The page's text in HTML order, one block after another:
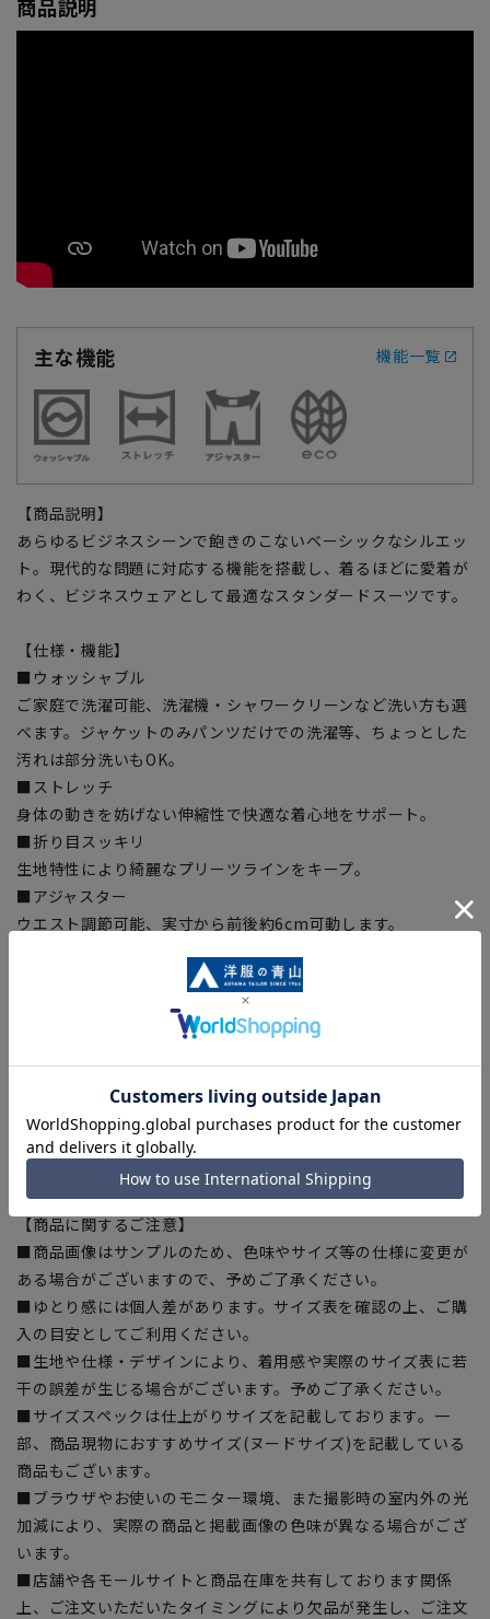
商品説明
主な機能 機能一覧
【商品説明】
あらゆるビジネスシーンで飽きのこないベーシックなシルエッ
ト。現代的な問題に対応する機能を搭載し、着るほどに愛着が
わく、ビジネスウェアとして最適なスタンダードスーツです。
【仕様・機能】
■ウォッシャブル
ご家庭で洗濯可能、洗濯機・シャワークリーンなど洗い方も選
べます。ジャケットのみパンツだけでの洗濯等、ちょっとした
汚れは部分洗いもOK。
■ストレッチ
身体の動きを妨げない伸縮性で快適な着心地をサポート。
■折り目スッキリ
生地特性により綺麗なプリーツラインをキープ。
■アジャスター
ウエスト調節可能、実寸から前後約6cm可動します。
この商品はリサイクル原料を使用し、プラスチック・スマート
■ECOBLUE(100%リサイクルポリエステル)
を繊維へと再生しています。当製品は裏地の糸の一部に
『ECOBLUE』を使用しています。
【シルエット】《ゆったり》 (当社比)
【商品に関するご注意】
■商品画像はサンプルのため、色味やサイズ等の仕様に変更が
ある場合がございますので、予めご了承ください。
■ゆとり感には個人差があります。サイズ表を確認の上、ご購
入の目安としてご利用ください。
■生地や仕様・デザインにより、着用感や実際のサイズ表に若
干の誤差が生じる場合がございます。予めご了承ください。
■サイズスペックは仕上がりサイズを記載しております。一
部、商品現物におすすめサイズ(ヌードサイズ)を記載している
商品もございます。
■ブラウザやお使いのモニター環境、また撮影時の室内外の光
加減により、実際の商品と掲載画像の色味が異なる場合がござ
います。
■店舗や各モールサイトと商品在庫を共有しております関係
上、ご注文いただいたタイミングにより欠品が発生し、ご注文